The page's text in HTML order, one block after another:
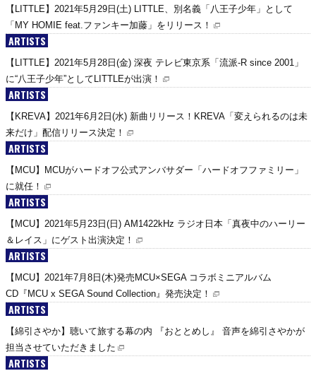
【LITTLE】2021年5月29日(土) LITTLE、別名義「八王子少年」として
「MY HOMIE feat.ファンキー加藤」をリリース！
ARTISTS
【LITTLE】2021年5月28日(金) 深夜 テレビ東京系「流派-R since 2001」
に“八王子少年”としてLITTLEが出演！
ARTISTS
【KREVA】2021年6月2日(水) 新曲リリース！KREVA「変えられるのは未
来だけ」配信リリース決定！
ARTISTS
【MCU】MCUがハードオフ公式アンバサダー「ハードオフファミリー」
に就任！
ARTISTS
【MCU】2021年5月23日(日) AM1422kHz ラジオ日本「真夜中のハーリー
＆レイス」にゲスト出演決定！
ARTISTS
【MCU】2021年7月8日(木)発売MCU×SEGA コラボミニアルバム
CD『MCU x SEGA Sound Collection』発売決定！
ARTISTS
【綿引さやか】聴いて旅する幕の内 『おととめし』 音声を綿引さやかが
担当させていただきました
ARTISTS